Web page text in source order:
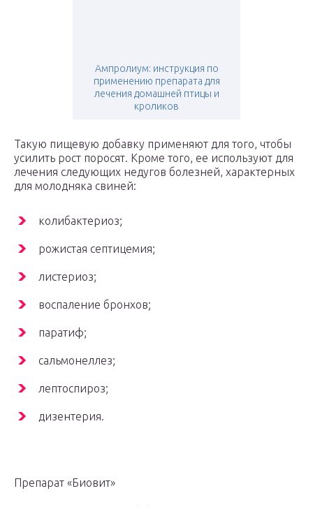
Ампролиум: инструкция по
применению препарата для
лечения домашней птицы и
кроликов
Такую пищевую добавку применяют для того, чтобы
усилить рост поросят. Кроме того, ее используют для
лечения следующих недугов болезней, характерных
для молодняка свиней:
колибактериоз;
рожистая септицемия;
листериоз;
воспаление бронхов;
паратиф;
сальмонеллез;
лептоспироз;
дизентерия.
Препарат «Биовит»